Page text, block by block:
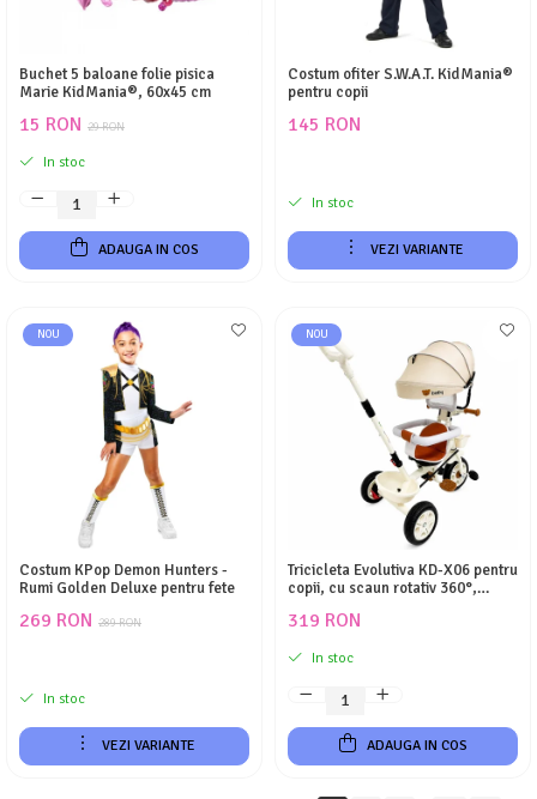
Buchet 5 baloane folie pisica
Marie KidMania®, 60x45 cm
29 RON
15 RON
In stoc
ADAUGA IN COS
Costum ofiter S.W.A.T. KidMania®
pentru copii
145 RON
In stoc
VEZI VARIANTE
NOU
Costum KPop Demon Hunters -
Rumi Golden Deluxe pentru fete
289 RON
269 RON
In stoc
VEZI VARIANTE
NOU
Tricicleta Evolutiva KD-X06 pentru
copii, cu scaun rotativ 360°,
cauciuc, 9 luni – 6 ani, bej
319 RON
In stoc
ADAUGA IN COS